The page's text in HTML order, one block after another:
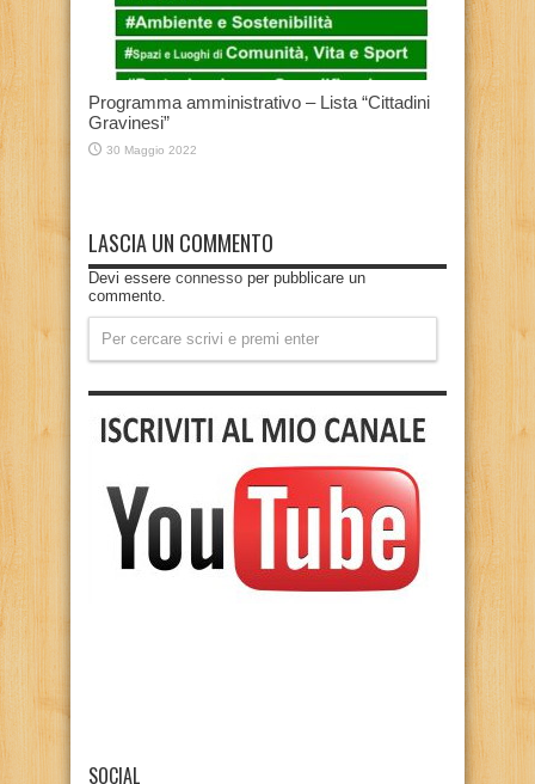
Programma amministrativo – Lista “Cittadini
Gravinesi”
30 Maggio 2022
LASCIA UN COMMENTO
Devi essere connesso per pubblicare un
commento.
SOCIAL